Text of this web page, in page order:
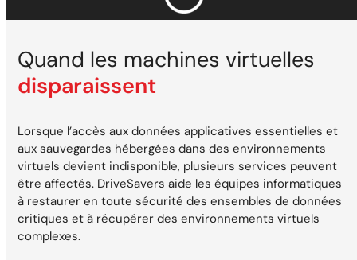
Quand les machines virtuelles
disparaissent
Lorsque l’accès aux données applicatives essentielles et
aux sauvegardes hébergées dans des environnements
virtuels devient indisponible, plusieurs services peuvent
être affectés. DriveSavers aide les équipes informatiques
à restaurer en toute sécurité des ensembles de données
critiques et à récupérer des environnements virtuels
complexes.